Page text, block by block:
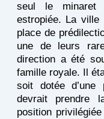
seul le minaret
estropiée. La ville
place de
une de leurs
direction a été
famille royale. Il
soit dotée d’une
devrait prendre
position